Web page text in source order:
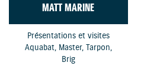
MATT MARINE
Présentations et visites
Aquabat, Master, Tarpon,
Brig